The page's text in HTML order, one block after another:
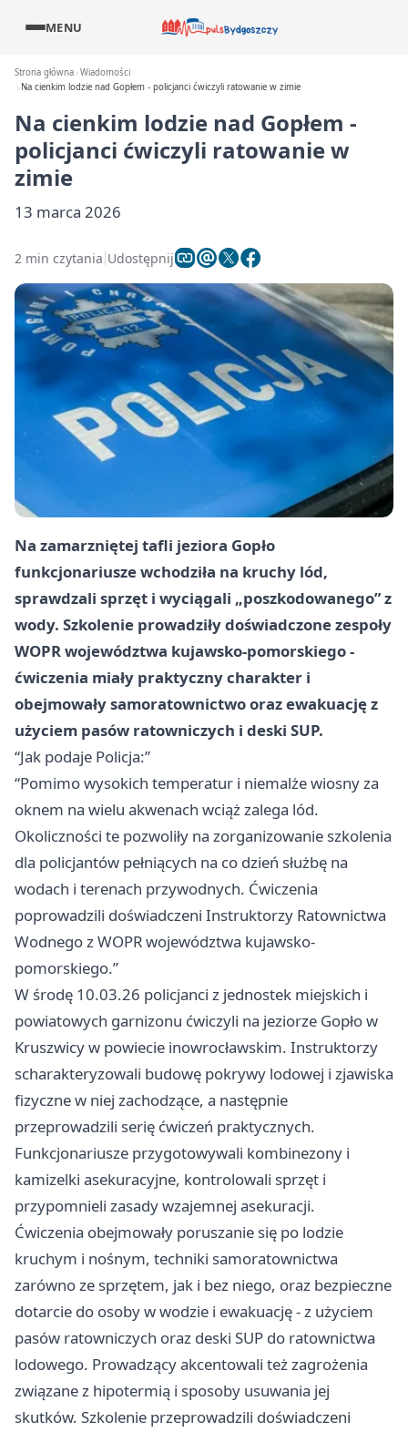
MENU
Strona główna Wiadomości
Na cienkim lodzie nad Gopłem - policjanci ćwiczyli ratowanie w zimie
Na cienkim lodzie nad Gopłem -
policjanci ćwiczyli ratowanie w
zimie
13 marca 2026
2 min czytania Udostępnij
Na zamarzniętej tafli jeziora Gopło
funkcjonariusze wchodziła na kruchy lód,
sprawdzali sprzęt i wyciągali „poszkodowanego” z
wody. Szkolenie prowadziły doświadczone zespoły
WOPR województwa kujawsko-pomorskiego -
ćwiczenia miały praktyczny charakter i
obejmowały samoratownictwo oraz ewakuację z
użyciem pasów ratowniczych i deski SUP.
“Jak podaje Policja:”
“Pomimo wysokich temperatur i niemalże wiosny za
oknem na wielu akwenach wciąż zalega lód.
Okoliczności te pozwoliły na zorganizowanie szkolenia
dla policjantów pełniących na co dzień służbę na
wodach i terenach przywodnych. Ćwiczenia
poprowadzili doświadczeni Instruktorzy Ratownictwa
Wodnego z WOPR województwa kujawsko-
pomorskiego.”
W środę 10.03.26 policjanci z jednostek miejskich i
powiatowych garnizonu ćwiczyli na jeziorze Gopło w
Kruszwicy w powiecie inowrocławskim. Instruktorzy
scharakteryzowali budowę pokrywy lodowej i zjawiska
fizyczne w niej zachodzące, a następnie
przeprowadzili serię ćwiczeń praktycznych.
Funkcjonariusze przygotowywali kombinezony i
kamizelki asekuracyjne, kontrolowali sprzęt i
przypomnieli zasady wzajemnej asekuracji.
Ćwiczenia obejmowały poruszanie się po lodzie
kruchym i nośnym, techniki samoratownictwa
zarówno ze sprzętem, jak i bez niego, oraz bezpieczne
dotarcie do osoby w wodzie i ewakuację - z użyciem
pasów ratowniczych oraz deski SUP do ratownictwa
lodowego. Prowadzący akcentowali też zagrożenia
związane z hipotermią i sposoby usuwania jej
skutków. Szkolenie przeprowadzili doświadczeni